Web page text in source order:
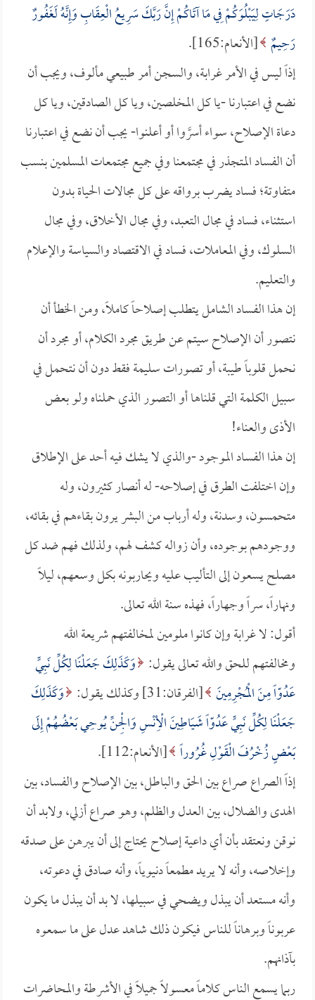
دَرَجَاتٍ لِيَبْلُوَكُمْ فِي مَا آتَاكُمْ إِنَّ رَبَّكَ سَرِيعُ الْعِقَابِ وَإِنَّهُ لَغَفُورٌ
رَحِيمٌ [الأنعام:165].
إذاً ليس في الأمر غرابة، والسجن أمر طبيعي مألوف، ويجب أن
نضع في اعتبارنا -يا كل المخلصين، ويا كل الصادقين، ويا كل
دعاة الإصلاح، سواء أسرَّوا أو أعلنوا- يجب أن نضع في اعتبارنا
أن الفساد المتجذر في مجتمعنا وفي جميع مجتمعات المسلمين بنسب
متفاوتة؛ فساد يضرب برواقه على كل مجالات الحياة بدون
استثناء، فساد في مجال التعبد، وفي مجال الأخلاق، وفي مجال
السلوك، وفي المعاملات، فساد في الاقتصاد والسياسة والإعلام
والتعليم.
إن هذا الفساد الشامل يتطلب إصلاحاً كاملاً، ومن الخطأ أن
نتصور أن الإصلاح سيتم عن طريق مجرد الكلام، أو مجرد أن
نحمل قلوباً طيبة، أو تصورات سليمة فقط دون أن نتحمل في
سبيل الكلمة التي قلناها أو التصور الذي حملناه ولو بعض
الأذى والعناء!
إن هذا الفساد الموجود -والذي لا يشك فيه أحد على الإطلاق
وإن اختلفت الطرق في إصلاحه- له أنصار كثيرون، وله
متحمسون، وسدنة، وله أرباب من البشر يرون بقاءهم في بقائه،
ووجودهم بوجوده، وأن زواله كشف لهم، ولذلك فهم ضد كل
مصلح يسعون إلى التأليب عليه ويحاربونه بكل وسعهم، ليلاً
ونهاراً، سراً وجهاراً، فهذه سنة الله تعالى.
أقول: لا غرابة وإن كانوا ملومين لمخالفتهم شريعة الله
ومخالفتهم للحق والله تعالى يقول: وَكَذَلِكَ جَعَلْنَا لِكُلِّ نَبِيٍّ
عَدُوّاً مِنَ الْمُجْرِمِينَ [الفرقان:31] وكذلك يقول:
وَكَذَلِكَ
جَعَلْنَا لِكُلِّ نَبِيٍّ عَدُوّاً شَيَاطِينَ الْأِنْسِ وَالْجِنِّ يُوحِي بَعْضُهُمْ إِلَى
بَعْضٍ زُخْرُفَ الْقَوْلِ غُرُوراً [الأنعام:112].
إذاً الصراع صراع بين الحق والباطل، بين الإصلاح والفساد، بين
الهدى والضلال، بين العدل والظلم، وهو صراع أزلي، ولابد أن
نوقن ونعتقد بأن أي داعية إصلاح يحتاج إلى أن يبرهن على صدقه
وإخلاصه، وأنه لا يريد مطمعاً دنيوياً، وأنه صادق في دعوته،
وأنه مستعد أن يبذل ويضحي في سبيلها، لا بد أن يبذل ما يكون
عربوناً وبرهاناً للناس فيكون ذلك شاهد عدل على ما سمعوه
بآذانهم.
ربما يسمع الناس كلاماً معسولاً جميلاً في الأشرطة والمحاضرات